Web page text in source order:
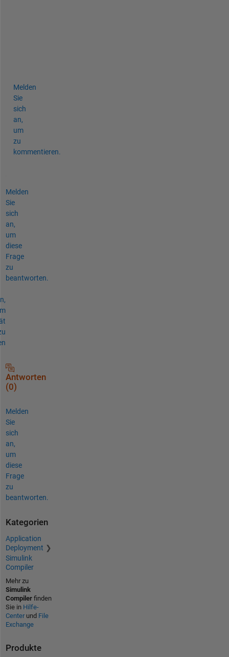
Melden
Sie
sich
an,
um
zu
kommentieren.
Melden
Sie
sich
an,
um
diese
Frage
zu
beantworten.
Antworten
(0)
Melden
Sie
sich
an,
um
diese
Frage
zu
beantworten.
Kategorien
Application
Deployment
Simulink
Compiler
Mehr zu
Simulink
Compilerfinden
Sie in Hilfe-
Centerund File
Exchange
Produkte